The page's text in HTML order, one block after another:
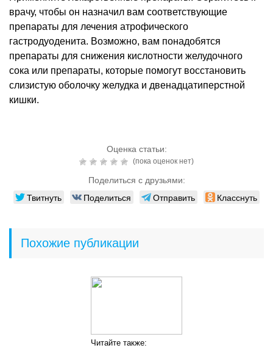
врачу, чтобы он назначил вам соответствующие
препараты для лечения атрофического
гастродуоденита. Возможно, вам понадобятся
препараты для снижения кислотности желудочного
сока или препараты, которые помогут восстановить
слизистую оболочку желудка и двенадцатиперстной
кишки.
Оценка статьи:
(пока оценок нет)
Поделиться с друзьями:
Твитнуть Поделиться Отправить Класснуть
Похожие публикации
Читайте также: